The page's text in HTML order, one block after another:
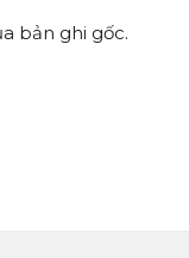
bản ghi gốc.